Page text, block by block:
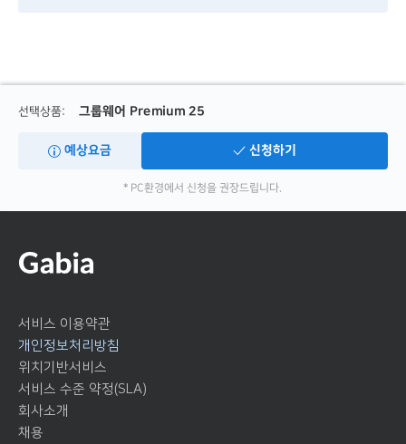
선택상품: 그룹웨어 Premium 25
예상요금 신청하기
* PC환경에서 신청을 권장드립니다.
서비스 이용약관
개인정보처리방침
위치기반서비스
서비스 수준 약정(SLA)
회사소개
채용